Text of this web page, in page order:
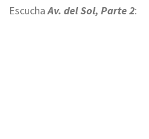
EscuchaAv. del Sol, Parte 2: